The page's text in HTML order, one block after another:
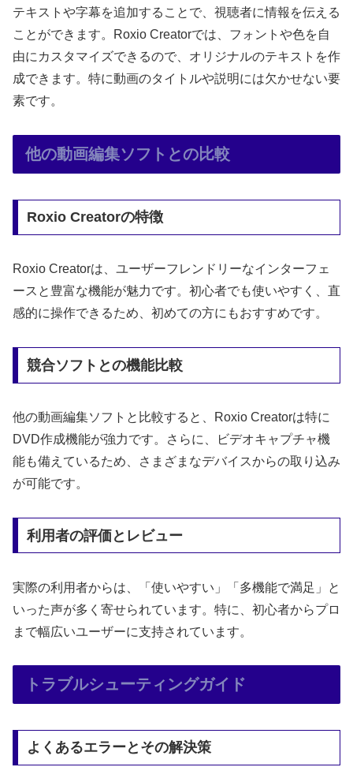
テキストや字幕を追加することで、視聴者に情報を伝える
ことができます。Roxio Creatorでは、フォントや色を自
由にカスタマイズできるので、オリジナルのテキストを作
成できます。特に動画のタイトルや説明には欠かせない要
素です。
他の動画編集ソフトとの比較
Roxio Creatorの特徴
Roxio Creatorは、ユーザーフレンドリーなインターフェ
ースと豊富な機能が魅力です。初心者でも使いやすく、直
感的に操作できるため、初めての方にもおすすめです。
競合ソフトとの機能比較
他の動画編集ソフトと比較すると、Roxio Creatorは特に
DVD作成機能が強力です。さらに、ビデオキャプチャ機
能も備えているため、さまざまなデバイスからの取り込み
が可能です。
利用者の評価とレビュー
実際の利用者からは、「使いやすい」「多機能で満足」と
いった声が多く寄せられています。特に、初心者からプロ
まで幅広いユーザーに支持されています。
トラブルシューティングガイド
よくあるエラーとその解決策